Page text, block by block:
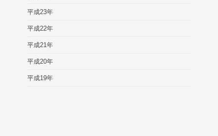
平成23年
平成22年
平成21年
平成20年
平成19年